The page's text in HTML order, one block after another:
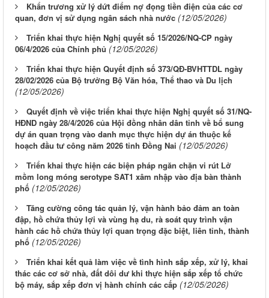
Khẩn trương xử lý dứt điểm nợ đọng tiền điện của các cơ
quan, đơn vị sử dụng ngân sách nhà nước (12/05/2026)
Triển khai thực hiện Nghị quyết số 15/2026/NQ-CP ngày
06/4/2026 của Chính phủ (12/05/2026)
Triển khai thực hiện Quyết định số 373/QĐ-BVHTTDL ngày
28/02/2026 của Bộ trưởng Bộ Văn hóa, Thể thao và Du lịch
(12/05/2026)
Quyết định về việc triển khai thực hiện Nghị quyết số 31/NQ-
HĐND ngày 28/4/2026 của Hội đồng nhân dân tỉnh về bổ sung
dự án quan trọng vào danh mục thực hiện dự án thuộc kế
hoạch đầu tư công năm 2026 tỉnh Đồng Nai (12/05/2026)
Triển khai thực hiện các biện pháp ngăn chặn vi rút Lở
mồm long móng serotype SAT1 xâm nhập vào địa bàn thành
phố (12/05/2026)
Tăng cường công tác quản lý, vận hành bảo đảm an toàn
đập, hồ chứa thủy lợi và vùng hạ du, rà soát quy trình vận
hành các hồ chứa thủy lợi quan trọng đặc biệt, liên tỉnh, thành
phố (12/05/2026)
Triển khai kết quả làm việc về tình hình sắp xếp, xử lý, khai
thác các cơ sở nhà, đất dôi dư khi thực hiện sắp xếp tổ chức
bộ máy, sắp xếp đơn vị hành chính các cấp (12/05/2026)